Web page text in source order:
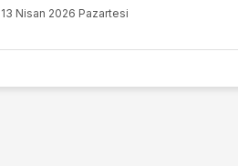
13 Nisan 2026 Pazartesi